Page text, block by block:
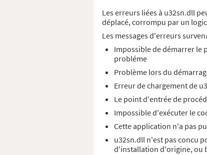
Les erreurs liées à u32sn.dll
déplacé, corrompu par un
Les messages d'erreurs
Impossible de démarrer le
probléme
Problème lors du
Erreur de chargement de
Le point d'entrée de
Impossible d'exécuter le
Cette application n'a pas
u32sn.dll n'est pas concu
d'installation d'origine, ou